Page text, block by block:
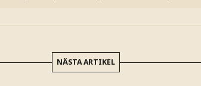
NÄSTA ARTIKEL